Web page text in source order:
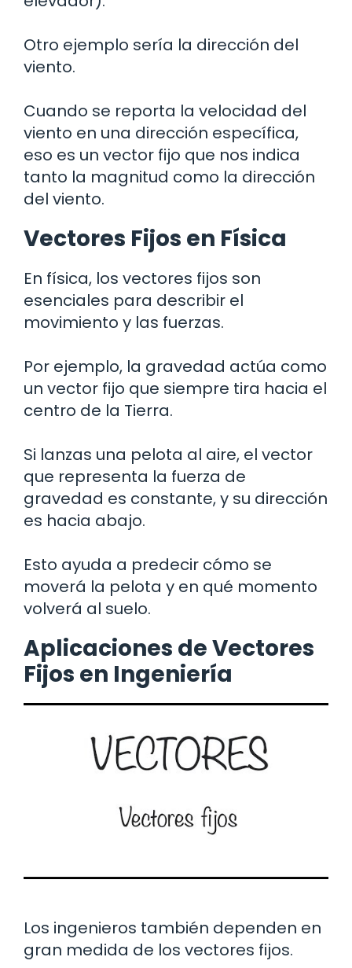
Otro ejemplo sería la dirección del
viento.
Cuando se reporta la velocidad del
viento en una dirección específica,
eso es un vector fijo que nos indica
tanto la magnitud como la dirección
del viento.
Vectores Fijos en Física
En física, los vectores fijos son
esenciales para describir el
movimiento y las fuerzas.
Por ejemplo, la gravedad actúa como
un vector fijo que siempre tira hacia el
centro de la Tierra.
Si lanzas una pelota al aire, el vector
que representa la fuerza de
gravedad es constante, y su dirección
es hacia abajo.
Esto ayuda a predecir cómo se
moverá la pelota y en qué momento
volverá al suelo.
Aplicaciones de Vectores
Fijos en Ingeniería
Los ingenieros también dependen en
gran medida de los vectores fijos.